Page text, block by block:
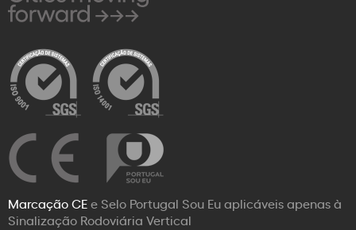
Marcação CEe Selo Portugal Sou Eu aplicáveis apenas à
Sinalização Rodoviária Vertical